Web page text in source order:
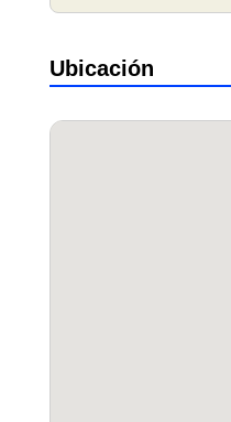
Ubicación